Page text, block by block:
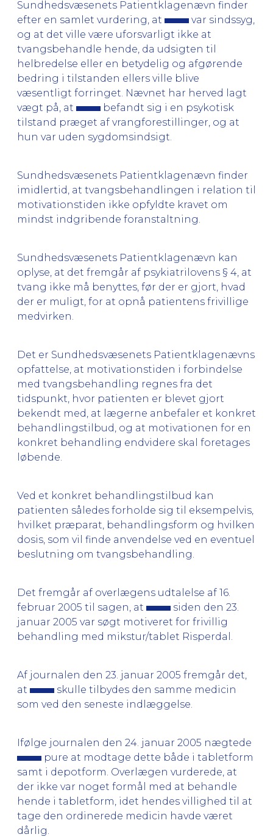
Sundhedsvæsenets Patientklagenævn finder
efter en samlet vurdering, at
var sindssyg,
og at det ville være uforsvarligt ikke at
tvangsbehandle hende, da udsigten til
helbredelse eller en betydelig og afgørende
bedring i tilstanden ellers ville blive
væsentligt forringet. Nævnet har herved lagt
vægt på, at
befandt sig i en psykotisk
tilstand præget af vrangforestillinger, og at
hun var uden sygdomsindsigt.
Sundhedsvæsenets Patientklagenævn finder
imidlertid, at tvangsbehandlingen i relation til
motivationstiden ikke opfyldte kravet om
mindst indgribende foranstaltning.
Sundhedsvæsenets Patientklagenævn kan
oplyse, at det fremgår af psykiatrilovens § 4, at
tvang ikke må benyttes, før der er gjort, hvad
der er muligt, for at opnå patientens frivillige
medvirken.
Det er Sundhedsvæsenets Patientklagenævns
opfattelse, at motivationstiden i forbindelse
med tvangsbehandling regnes fra det
tidspunkt, hvor patienten er blevet gjort
bekendt med, at lægerne anbefaler et konkret
behandlingstilbud, og at motivationen for en
konkret behandling endvidere skal foretages
løbende.
Ved et konkret behandlingstilbud kan
patienten således forholde sig til eksempelvis,
hvilket præparat, behandlingsform og hvilken
dosis, som vil finde anvendelse ved en eventuel
beslutning om tvangsbehandling.
Det fremgår af overlægens udtalelse af 16.
februar 2005 til sagen, at
siden den 23.
januar 2005 var søgt motiveret for frivillig
behandling med mikstur/tablet Risperdal.
Af journalen den 23. januar 2005 fremgår det,
at
skulle tilbydes den samme medicin
som ved den seneste indlæggelse.
Ifølge journalen den 24. januar 2005 nægtede
pure at modtage dette både i tabletform
samt i depotform. Overlægen vurderede, at
der ikke var noget formål med at behandle
hende i tabletform, idet hendes villighed til at
tage den ordinerede medicin havde været
dårlig.